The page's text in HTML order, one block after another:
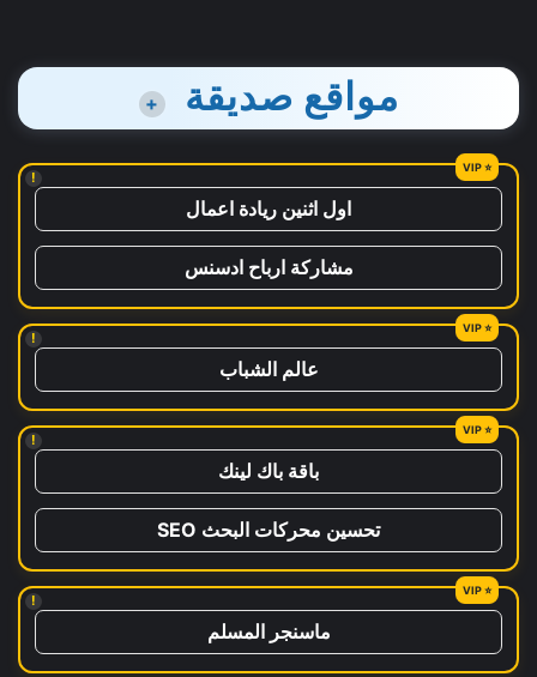
مواقع صديقة +
!
اول اثنين ريادة اعمال
مشاركة ارباح ادسنس
!
عالم الشباب
!
باقة باك لينك
تحسين محركات البحث SEO
!
ماسنجر المسلم